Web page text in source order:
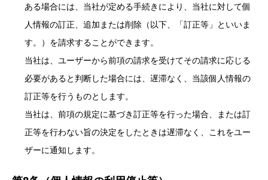
ある場合には、当社が定める手続きにより、当社に対して個
人情報の訂正、追加または削除（以下、「訂正等」といいま
す。）を請求することができます。
当社は、ユーザーから前項の請求を受けてその請求に応じる
必要があると判断した場合には、遅滞なく、当該個人情報の
訂正等を行うものとします。
当社は、前項の規定に基づき訂正等を行った場合、または訂
正等を行わない旨の決定をしたときは遅滞なく、これをユー
ザーに通知します。